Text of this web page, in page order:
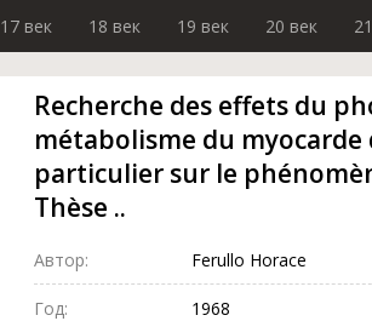
17 век 18 век 19 век 20 век
Recherche des effets du
métabolisme du
particulier sur le
Thèse ..
Автор: Ferullo Horace
Год: 1968